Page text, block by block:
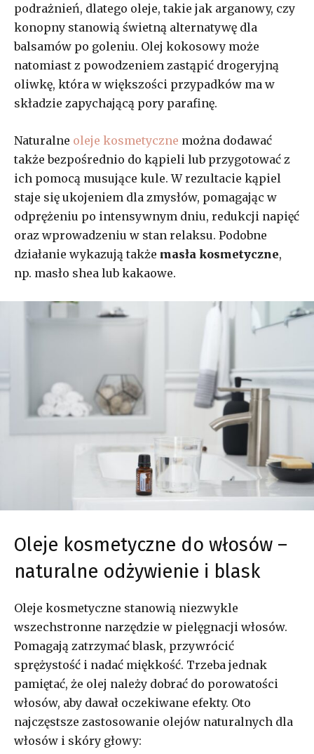
podrażnień, dlatego oleje, takie jak arganowy, czy
konopny stanowią świetną alternatywę dla
balsamów po goleniu. Olej kokosowy może
natomiast z powodzeniem zastąpić drogeryjną
oliwkę, która w większości przypadków ma w
składzie zapychającą pory parafinę.
Naturalne oleje kosmetyczne można dodawać
także bezpośrednio do kąpieli lub przygotować z
ich pomocą musujące kule. W rezultacie kąpiel
staje się ukojeniem dla zmysłów, pomagając w
odprężeniu po intensywnym dniu, redukcji napięć
oraz wprowadzeniu w stan relaksu. Podobne
działanie wykazują także masła kosmetyczne,
np. masło shea lub kakaowe.
Oleje kosmetyczne do włosów –
naturalne odżywienie i blask
Oleje kosmetyczne stanowią niezwykle
wszechstronne narzędzie w pielęgnacji włosów.
Pomagają zatrzymać blask, przywrócić
sprężystość i nadać miękkość. Trzeba jednak
pamiętać, że olej należy dobrać do porowatości
włosów, aby dawał oczekiwane efekty. Oto
najczęstsze zastosowanie olejów naturalnych dla
włosów i skóry głowy: